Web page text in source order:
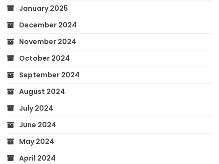
January 2025
December 2024
November 2024
October 2024
September 2024
August 2024
July 2024
June 2024
May 2024
April 2024